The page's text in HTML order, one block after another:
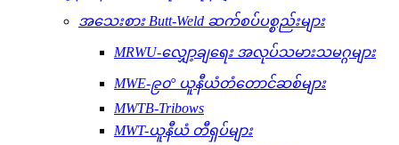
အသေးစား Butt-Weld ဆက်စပ်ပစ္စည်းများ
MRWU-လျှော့ချရေး အလုပ်သမားသမဂ္ဂများ
MWE-၉၀° ယူနီယံတံတောင်ဆစ်များ
MWTB-Tribows
MWT-ယူနီယံ တီရှပ်များ